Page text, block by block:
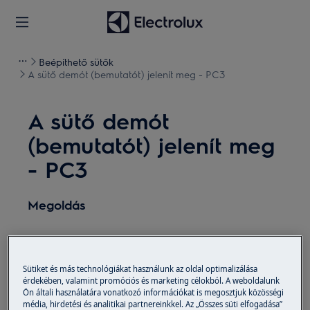
Beépíthető sütők
A sütő demót (bemutatót) jelenít meg - PC3
A sütő demót
(bemutatót) jelenít meg
- PC3
Megoldás
olvassa el az alábbi javaslatokat lépésről
lépésre.
Sütiket és más technológiákat használunk az oldal optimalizálása
érdekében, valamint promóciós és marketing célokból. A weboldalunk
Ön általi használatára vonatkozó információkat is megosztjuk közösségi
média, hirdetési és analitikai partnereinkkel. Az „Összes süti elfogadása”